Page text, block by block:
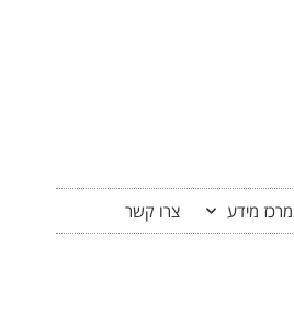
מרכז מידע צרו קשר